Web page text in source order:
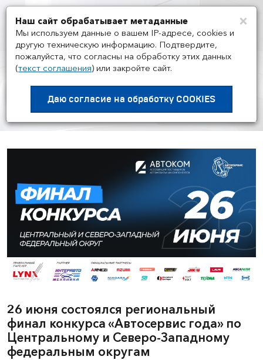
НОВОСТИ ГРУППЫ И РЫНКА
Региональный финал
конкурса “Автосервис года 2026”
26 июня состоялся региональный
финал конкурса «Автосервис года» по
Центральному и Северо-Западному
федеральным округам
×
Наш сайт обрабатывает метаданные
Мы используем данные о вашем IP-адресе, cookies и
другую техническую информацию. Подтвердите,
пожалуйста, что согласны на обработку этих данных
(текст соглашения) или закройте сайт.
Даю согласие на обработку COOKIES